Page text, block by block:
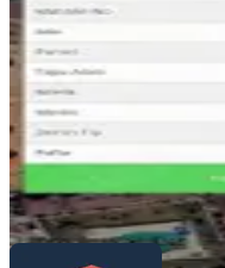
Utku EmlakZülfü Utku
Ara